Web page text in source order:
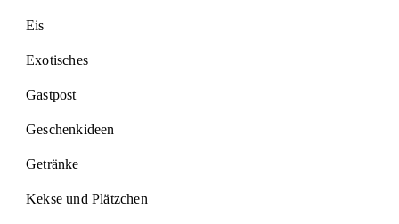
Eis
Exotisches
Gastpost
Geschenkideen
Getränke
Kekse und Plätzchen